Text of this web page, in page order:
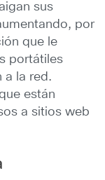
sus
por
que le
portátiles
a la red.
están
a sitios web